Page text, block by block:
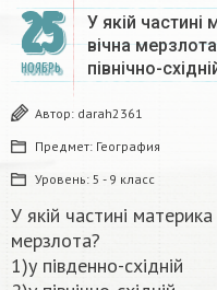
25
НОЯБРЬ
У якій
вічна
північно-
Автор: darah2361
Предмет: География
Уровень: 5 - 9 класс
У якій частині
мерзлота?
1)у південно-східній